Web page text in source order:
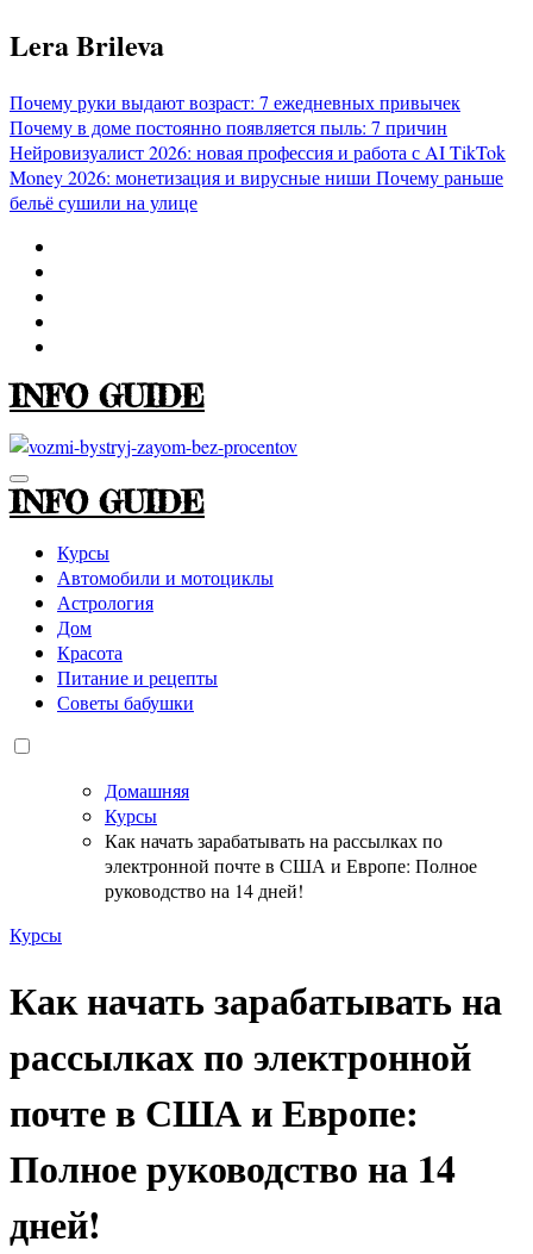
Перейти
к
Lera Brileva
Почему руки выдают возраст: 7 ежедневных привычек
Почему в доме постоянно появляется пыль: 7 причин
Нейровизуалист 2026: новая профессия и работа с AITikTok
Money 2026: монетизация и вирусные ниши Почему раньше
бельё сушили на улице
INFO GUIDE
INFO GUIDE
Курсы
Автомобили и мотоциклы
Астрология
Дом
Красота
Питание и рецепты
Советы бабушки
Домашняя
Курсы
Как начать зарабатывать на рассылках по
электронной почте в США и Европе: Полное
руководство на 14 дней!
Курсы
Как начать зарабатывать на
рассылках по электронной
почте в США и Европе:
Полное руководство на 14
дней!